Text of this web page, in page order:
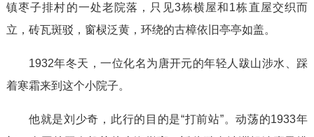
镇枣子排村的一处老院落，只见3栋横屋和1栋直屋交织而
立，砖瓦斑驳，窗棂泛黄，环绕的古樟依旧亭亭如盖。
1932年冬天，一位化名为唐开元的年轻人跋山涉水、踩
着寒霜来到这个小院子。
他就是刘少奇，此行的目的是“打前站”。动荡的1933年